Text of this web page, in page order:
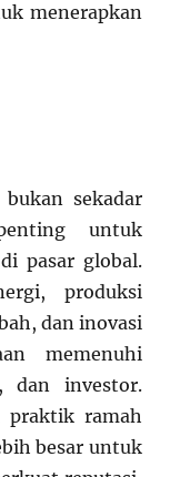
menerapkan
sekadar
untuk
pasar global.
produksi
dan inovasi
memenuhi
dan investor.
praktik ramah
besar untuk